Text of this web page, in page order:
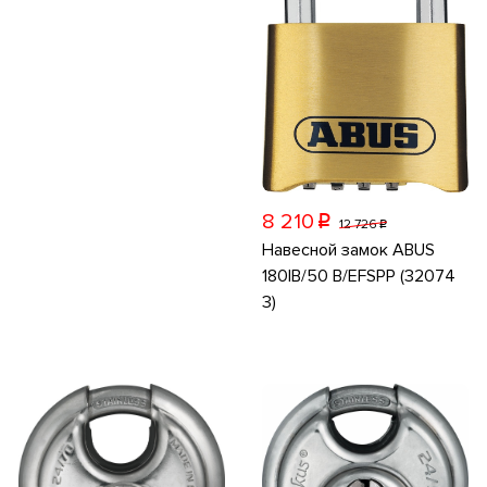
8 210 p 12 726p
Навесной замок ABUS
180IB/50 B/EFSPP (32074
3)